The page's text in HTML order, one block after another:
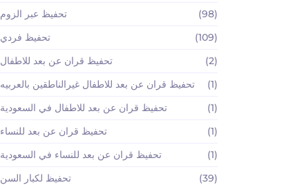
تحفيظ عبر الزوم
(98)
تحفيظ فردي
(109)
تحفيظ قران عن بعد للاطفال
(2)
تحفيظ قران عن بعد للاطفال غيرالناطقين بالعربيه
(1)
تحفيظ قران عن بعد للاطفال في السعودية
(1)
تحفيظ قران عن بعد للنساء
(1)
تحفيظ قران عن بعد للنساء في السعودية
(1)
تحفيظ لكبار السن
(39)